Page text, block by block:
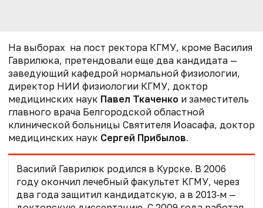
На выборах на пост ректора КГМУ, кроме Василия
Гаврилюка, претендовали еще два кандидата —
заведующий кафедрой нормальной физиологии,
директор НИИ физиологии КГМУ, доктор
медицинских наук Павел Ткаченко и заместитель
главного врача Белгородской областной
клинической больницы Святителя Иоасафа, доктор
медицинских наук Сергей Прибылов.
Василий Гаврилюк родился в Курске. В 2006
году окончил лечебный факультет КГМУ, через
два года защитил кандидатскую, а в 2013‑м —